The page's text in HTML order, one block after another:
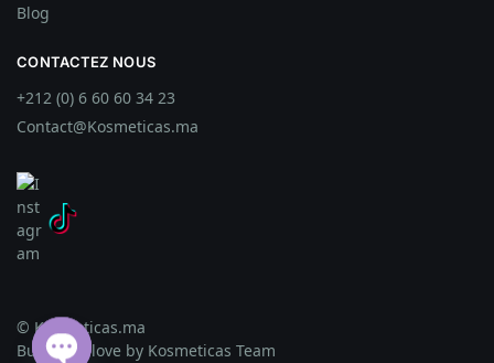
Blog
CONTACTEZ NOUS
+212 (0) 6 60 60 34 23
Contact@Kosmeticas.ma
© Kosmeticas.ma
Built with love by Kosmeticas Team